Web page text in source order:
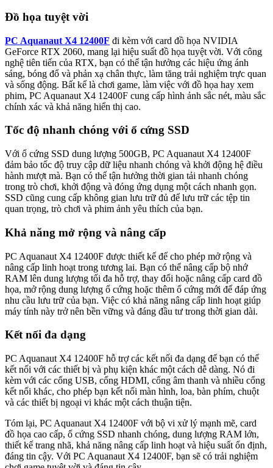
Đồ họa tuyệt vời
PC Aquanaut X4 12400F đi kèm với card đồ họa NVIDIA
GeForce RTX 2060, mang lại hiệu suất đồ họa tuyệt vời. Với công
nghệ tiên tiến của RTX, bạn có thể tận hưởng các hiệu ứng ánh
sáng, bóng đổ và phản xạ chân thực, làm tăng trải nghiệm trực quan
và sống động. Bất kể là chơi game, làm việc với đồ họa hay xem
phim, PC Aquanaut X4 12400F cung cấp hình ảnh sắc nét, màu sắc
chính xác và khả năng hiển thị cao.
Tốc độ nhanh chóng với ổ cứng SSD
Với ổ cứng SSD dung lượng 500GB, PC Aquanaut X4 12400F
đảm bảo tốc độ truy cập dữ liệu nhanh chóng và khởi động hệ điều
hành mượt mà. Bạn có thể tận hưởng thời gian tải nhanh chóng
trong trò chơi, khởi động và đóng ứng dụng một cách nhanh gọn.
SSD cũng cung cấp không gian lưu trữ đủ để lưu trữ các tệp tin
quan trọng, trò chơi và phim ảnh yêu thích của bạn.
Khả năng mở rộng và nâng cấp
PC Aquanaut X4 12400F được thiết kế để cho phép mở rộng và
nâng cấp linh hoạt trong tương lai. Bạn có thể nâng cấp bộ nhớ
RAM lên dung lượng tối đa hỗ trợ, thay đổi hoặc nâng cấp card đồ
họa, mở rộng dung lượng ổ cứng hoặc thêm ổ cứng mới để đáp ứng
nhu cầu lưu trữ của bạn. Việc có khả năng nâng cấp linh hoạt giúp
máy tính này trở nên bền vững và đáng đầu tư trong thời gian dài.
Kết nối đa dạng
PC Aquanaut X4 12400F hỗ trợ các kết nối đa dạng để bạn có thể
kết nối với các thiết bị và phụ kiện khác một cách dễ dàng. Nó đi
kèm với các cổng USB, cổng HDMI, cổng âm thanh và nhiều cổng
kết nối khác, cho phép bạn kết nối màn hình, loa, bàn phím, chuột
và các thiết bị ngoại vi khác một cách thuận tiện.
Tóm lại, PC Aquanaut X4 12400F với bộ vi xử lý mạnh mẽ, card
đồ họa cao cấp, ổ cứng SSD nhanh chóng, dung lượng RAM lớn,
thiết kế trang nhã, khả năng nâng cấp linh hoạt và hiệu suất ổn định,
đáng tin cậy. Với PC Aquanaut X4 12400F, bạn sẽ có trải nghiệm